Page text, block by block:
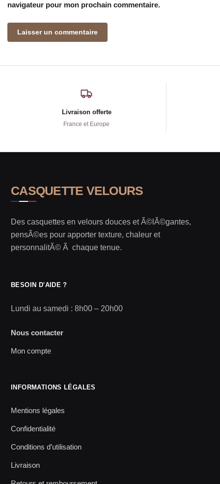
navigateur pour mon prochain commentaire.
Livraison offerte
France et Europe
CASQUETTE VELOURS
Des casquettes en velours douces et Ã©lÃ©gantes,
pensÃ©es pour apporter texture, chaleur et
personnalitÃ© Ã chaque tenue.
BESOIN D'AIDE ?
Lundi au samedi : 8h00 – 20h00
Nous contacter
Mon compte
INFORMATIONS LÉGALES
Mentions légales
Confidentialité
Conditions d’utilisation
Livraison